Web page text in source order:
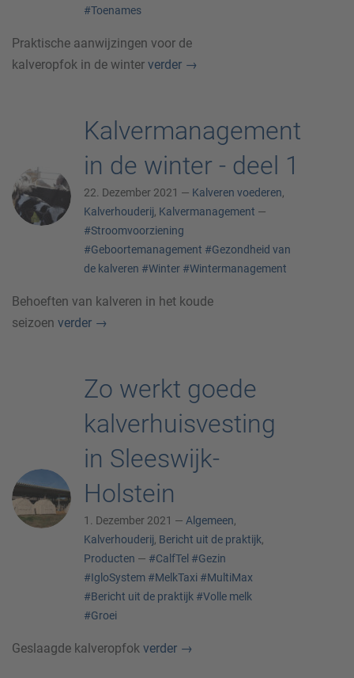
#Toenames
Praktische aanwijzingen voor de
kalveropfok in de winter verder →
Kalvermanagement
in de winter - deel 1
22. Dezember 2021 — Kalveren voederen,
Kalverhouderij, Kalvermanagement —
#Stroomvoorziening
#Geboortemanagement #Gezondheid van
de kalveren #Winter #Wintermanagement
Behoeften van kalveren in het koude
seizoen verder →
Zo werkt goede
kalverhuisvesting
in Sleeswijk-
Holstein
1. Dezember 2021 — Algemeen,
Kalverhouderij, Bericht uit de praktijk,
Producten — #CalfTel #Gezin
#IgloSystem #MelkTaxi #MultiMax
#Bericht uit de praktijk #Volle melk
#Groei
Geslaagde kalveropfok verder →